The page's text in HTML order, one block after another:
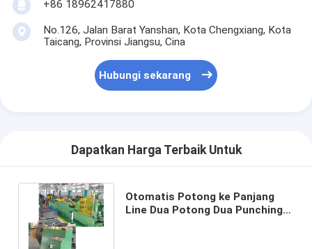
+86 18962417880
No.126, Jalan Barat Yanshan, Kota Chengxiang, Kota
Taicang, Provinsi Jiangsu, Cina
Hubungi sekarang
Dapatkan Harga Terbaik Untuk
Otomatis Potong ke Panjang
Line Dua Potong Dua Punching